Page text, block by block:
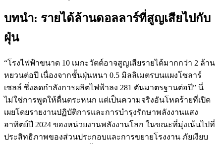
บทนำ: รายได้ล้านดอลลาร์ที่สูญเสียไปกับ
ฝุ่น
“โรงไฟฟ้าขนาด 10 เมกะวัตต์อาจสูญเสียรายได้มากกว่า 2 ล้าน
หยวนต่อปี เนื่องจากชั้นฝุ่นหนา 0.5 มิลลิเมตรบนแผงโซลาร์
เซลล์ ซึ่งลดกำลังการผลิตไฟฟ้าลง 281 ตันมาตรฐานต่อปี” นี่
ไม่ใช่การพูดให้ตื่นตระหนก แต่เป็นความจริงอันโหดร้ายที่เปิด
เผยโดยรายงานปฏิบัติการและการบำรุงรักษาพลังงานแสง
อาทิตย์ปี 2024 ของหน่วยงานพลังงานโลก ในขณะที่มุ่งเน้นไปที่
ประสิทธิภาพของส่วนประกอบและการขยายโรงงาน ภัยเงียบ